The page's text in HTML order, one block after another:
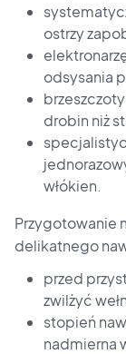
ostrzy
odsysania
drobin niż
włókien.
Przygotowanie
delikatnego
przed
zwilżyć
stopień
nadmierna